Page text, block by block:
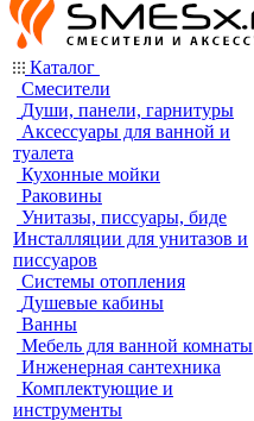
Каталог
Смесители
Души, панели, гарнитуры
Аксессуары для ванной и
туалета
Кухонные мойки
Раковины
Унитазы, писсуары, биде
Инсталляции для унитазов и
писсуаров
Системы отопления
Душевые кабины
Ванны
Мебель для ванной комнаты
Инженерная сантехника
Комплектующие и
инструменты